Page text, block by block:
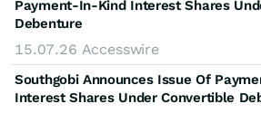
Payment-In-Kind Interest Shares
Debenture
15.07.26 Accesswire
Southgobi Announces Issue Of
Interest Shares Under Convertible